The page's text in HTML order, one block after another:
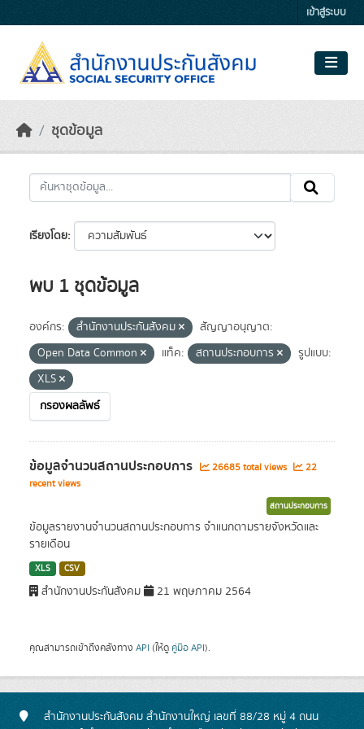
เข้าสู่ระบบ
ชุดข้อมูล
เรียงโดย
พบ 1 ชุดข้อมูล
องค์กร: สำนักงานประกันสังคม
สัญญาอนุญาต:
Open Data Common
แท็ค: สถานประกอบการ
รูปแบบ:
XLS
กรองผลลัพธ์
ข้อมูลจำนวนสถานประกอบการ 26685 total views
22
recent views
สถานประกอบการ
ข้อมูลรายงานจำนวนสถานประกอบการ จำแนกตามรายจังหวัดและ
รายเดือน
XLS CSV
สำนักงานประกันสังคม 21 พฤษภาคม 2564
คุณสามารถเข้าถึงคลังทาง API (ให้ดู คู่มือ API).
สำนักงานประกันสังคม สำนักงานใหญ่ เลขที่ 88/28 หมู่ 4 ถนน